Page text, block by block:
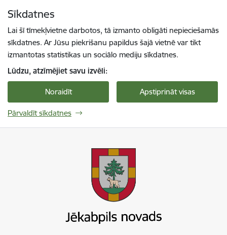
Sīkdatnes
Lai šī tīmekļvietne darbotos, tā izmanto obligāti nepieciešamās
sīkdatnes. Ar Jūsu piekrišanu papildus šajā vietnē var tikt
izmantotas statistikas un sociālo mediju sīkdatnes.
Lūdzu, atzīmējiet savu izvēli:
Noraidīt Apstiprināt visas
Pārvaldīt sīkdatnes